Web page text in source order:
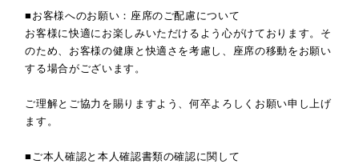
■お客様へのお願い：座席のご配慮について
お客様に快適にお楽しみいただけるよう心がけております。そ
のため、お客様の健康と快適さを考慮し、座席の移動をお願い
する場合がございます。
ご理解とご協力を賜りますよう、何卒よろしくお願い申し上げ
ます。
■ご本人確認と本人確認書類の確認に関して